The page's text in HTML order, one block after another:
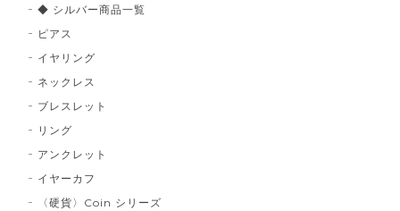
◆ シルバー商品一覧
ピアス
イヤリング
ネックレス
ブレスレット
リング
アンクレット
イヤーカフ
〈硬貨〉Coin シリーズ